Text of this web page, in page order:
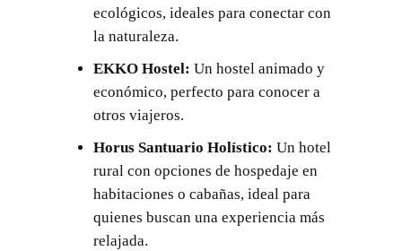
ecológicos, ideales para conectar con
la naturaleza.
EKKO Hostel: Un hostel animado y
económico, perfecto para conocer a
otros viajeros.
Horus Santuario Holístico: Un hotel
rural con opciones de hospedaje en
habitaciones o cabañas, ideal para
quienes buscan una experiencia más
relajada.